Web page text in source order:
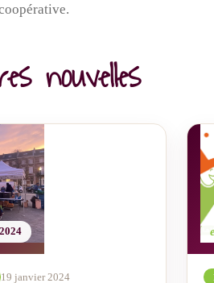
nouvelles
19 janvier 2024